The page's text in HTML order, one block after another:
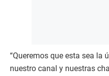
“Queremos que esta sea la
nuestro canal y nuestras